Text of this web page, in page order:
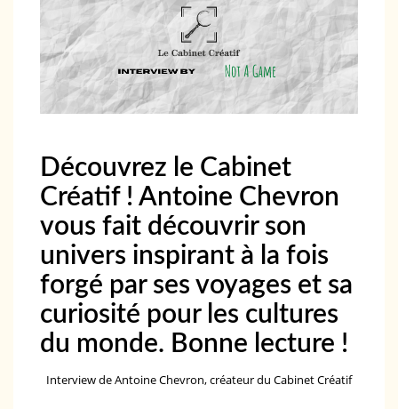
Découvrez le Cabinet
Créatif ! Antoine Chevron
vous fait découvrir son
univers inspirant à la fois
forgé par ses voyages et sa
curiosité pour les cultures
du monde. Bonne lecture !
Interview de Antoine Chevron, créateur du Cabinet Créatif